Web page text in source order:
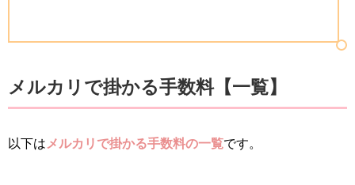
メルカリで掛かる手数料【一覧】
以下は メルカリで掛かる手数料の一覧です。